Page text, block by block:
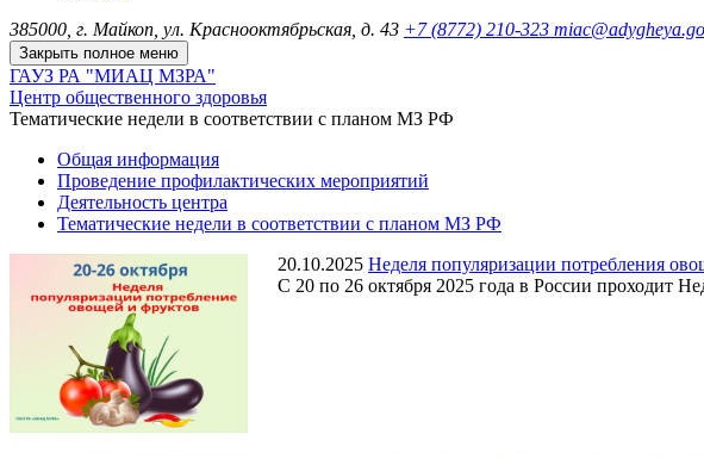
385000, г. Майкоп, ул. Краснооктябрьская, д. 43 +7 (8772) 210-323
Закрыть полное меню
ГАУЗ РА "МИАЦ МЗРА"
Центр общественного здоровья
Тематические недели в соответствии с планом МЗ РФ
Общая информация
Проведение профилактических мероприятий
Деятельность центра
Тематические недели в соответствии с планом МЗ РФ
20.10.2025 Неделя популяризации потребления
С 20 по 26 октября 2025 года в России проходит